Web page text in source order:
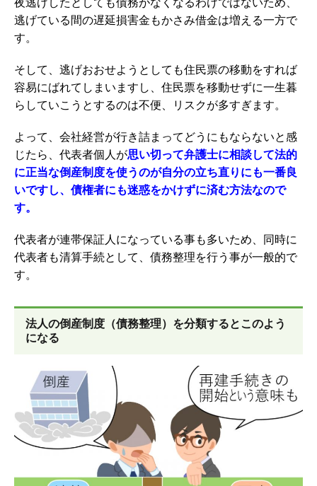
逃げている間の遅延損害金もかさみ借金は増える一方で
す。
そして、逃げおおせようとしても住民票の移動をすれば
容易にばれてしまいますし、住民票を移動せずに一生暮
らしていこうとするのは不便、リスクが多すぎます。
よって、会社経営が行き詰まってどうにもならないと感
じたら、代表者個人が思い切って弁護士に相談して法的
に正当な倒産制度を使うのが自分の立ち直りにも一番良
いですし、債権者にも迷惑をかけずに済む方法なので
す。
代表者が連帯保証人になっている事も多いため、同時に
代表者も清算手続として、 債務整理を行う事が一般的で
す。
法人の倒産制度（債務整理）を分類するとこのよう
になる